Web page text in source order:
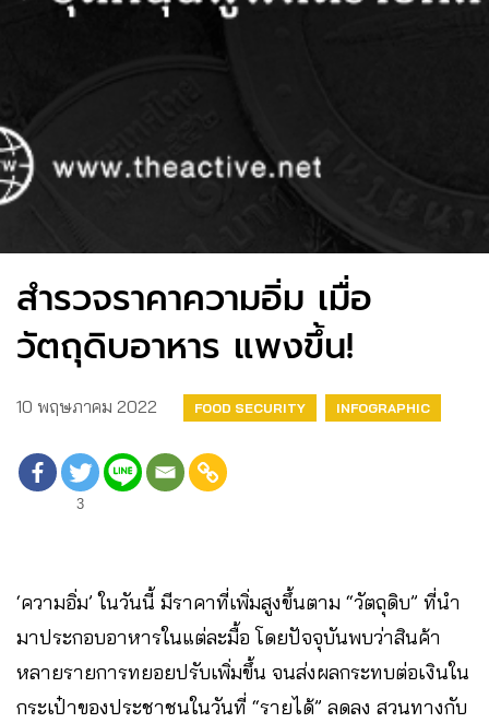
สำรวจราคาความอิ่ม เมื่อ
วัตถุดิบอาหาร แพงขึ้น!
10 พฤษภาคม 2022 FOOD SECURITY INFOGRAPHIC
3
‘ความอิ่ม’ ในวันนี้ มีราคาที่เพิ่มสูงขึ้นตาม “วัตถุดิบ” ที่นำ
มาประกอบอาหารในแต่ละมื้อ โดยปัจจุบันพบว่าสินค้า
หลายรายการทยอยปรับเพิ่มขึ้น จนส่งผลกระทบต่อเงินใน
กระเป๋าของประชาชนในวันที่ “รายได้” ลดลง สวนทางกับ